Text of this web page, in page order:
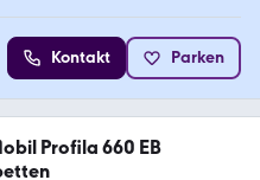
Kontakt Parken
Profila 660 EB